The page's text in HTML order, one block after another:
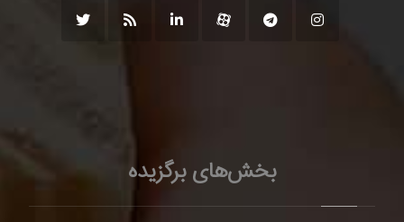
بخش‌های برگزیده